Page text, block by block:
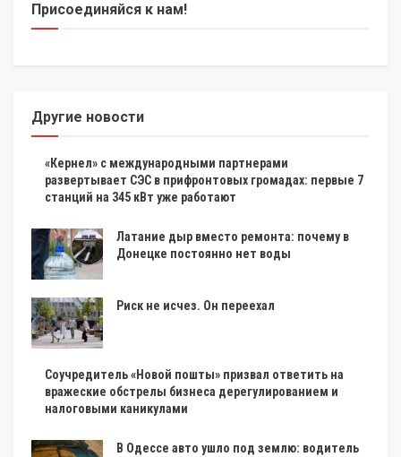
Присоединяйся к нам!
Другие новости
«Кернел» с международными партнерами
развертывает СЭС в прифронтовых громадах: первые 7
станций на 345 кВт уже работают
Латание дыр вместо ремонта: почему в
Донецке постоянно нет воды
Риск не исчез. Он переехал
Соучредитель «Новой пошты» призвал ответить на
вражеские обстрелы бизнеса дерегулированием и
налоговыми каникулами
В Одессе авто ушло под землю: водитель